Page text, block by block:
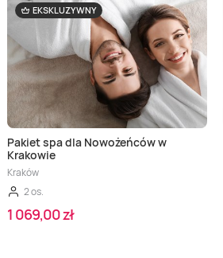
EKSKLUZYWNY
Pakiet spa dla Nowożeńców w
Krakowie
Kraków
2 os.
1 069,00 zł